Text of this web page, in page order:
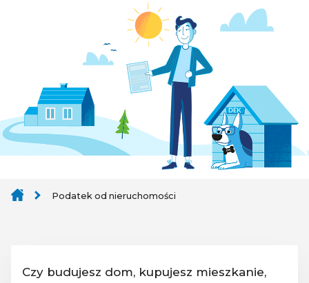
Podatek od nieruchomości
Czy budujesz dom, kupujesz mieszkanie,